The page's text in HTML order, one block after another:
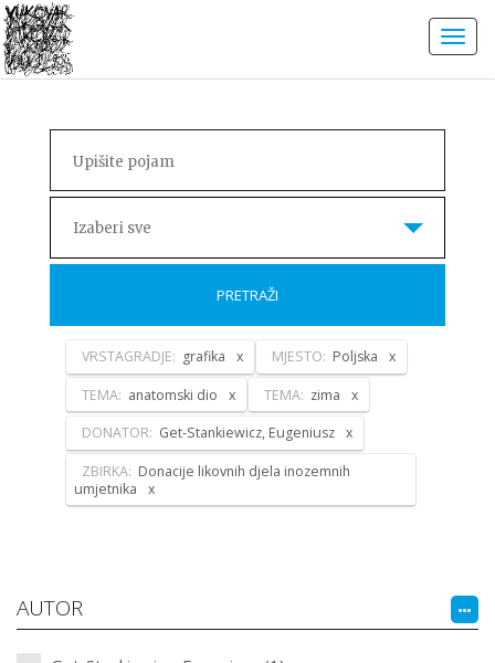
Izaberi sve
PRETRAŽI
VRSTAGRADJE: grafika MJESTO: Poljska
TEMA: anatomski dio TEMA: zima
DONATOR: Get-Stankiewicz, Eugeniusz
ZBIRKA: Donacije likovnih djela inozemnih
umjetnika
AUTOR